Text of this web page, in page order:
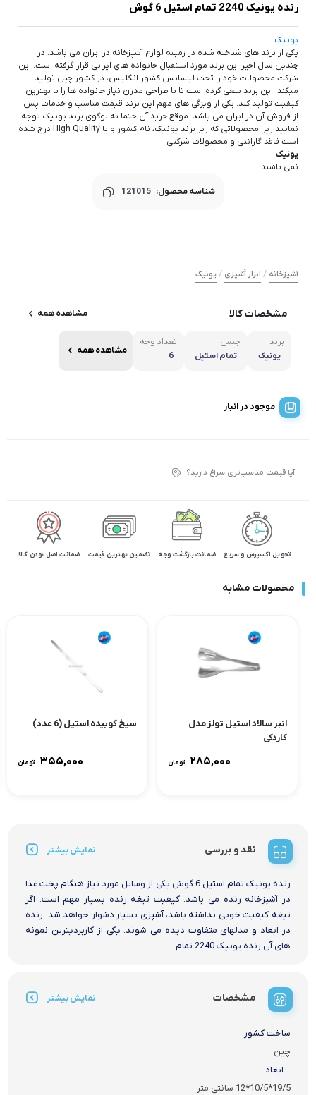
رنده یونیک 2240 تمام استیل 6 گوش
یونیک
یکی از برند های شناخته شده در زمینه لوازم آشپزخانه در ایران می باشد. در
چندین سال اخیر این برند مورد استقبال خانواده های ایرانی قرار گرفته است. این
شرکت محصولات خود را تحت لیسانس کشور انگلیس، در کشور چین تولید
میکند. این برند سعی کرده است تا با طراحی مدرن نیاز خانواده ها را با بهترین
کیفیت تولید کند. یکی از ویژگی های مهم این برند قیمت مناسب و خدمات پس
از فروش آن در ایران می باشد. موقع خرید آن حتما به لوگوی برند یونیک توجه
نمایید زیرا محصولاتی که زیر برند یونیک، نام کشور و یا High Quality درج شده
است فاقد گارانتی و محصولات شرکتی
یونیک
نمی باشند.
شناسه محصول: 121015
آشپزخانه / ابزار آَشپزی / یونیک
مشخصات کالا مشاهده همه
برند
یونیک
جنس
تمام استیل
تعداد وجه
6
مشاهده همه
موجود در انبار
آیا قیمت مناسب‌تری سراغ دارید؟
تحویل اکسپرس و سریع ضمانت بازگشت وجه تضمین بهترین قیمت ضمانت اصل بودن کالا
محصولات مشابه
انبر سالاد استیل تولز مدل
کاردکی
۲۸۵,۰۰۰ تومان
سیخ کوبیده استیل (6 عدد)
۳۵۵,۰۰۰ تومان
نقد و بررسی نمایش بیشتر
رنده یونیک تمام استیل 6 گوش یکی از وسایل مورد نیاز هنگام پخت غذا
در آشپزخانه رنده می باشد. کیفیت تیغه رنده بسیار مهم است. اگر
تیغه کیفیت خوبی نداشته باشد، آشپزی بسیار دشوار خواهد شد. رنده
در ابعاد و مدلهای متفاوت دیده می شوند. یکی از کاربردیترین نمونه
های آن رنده یونیک 2240 تمام...
مشخصات نمایش بیشتر
ساخت کشور
چین
ابعاد
19/5*10/5*12 سانتی متر